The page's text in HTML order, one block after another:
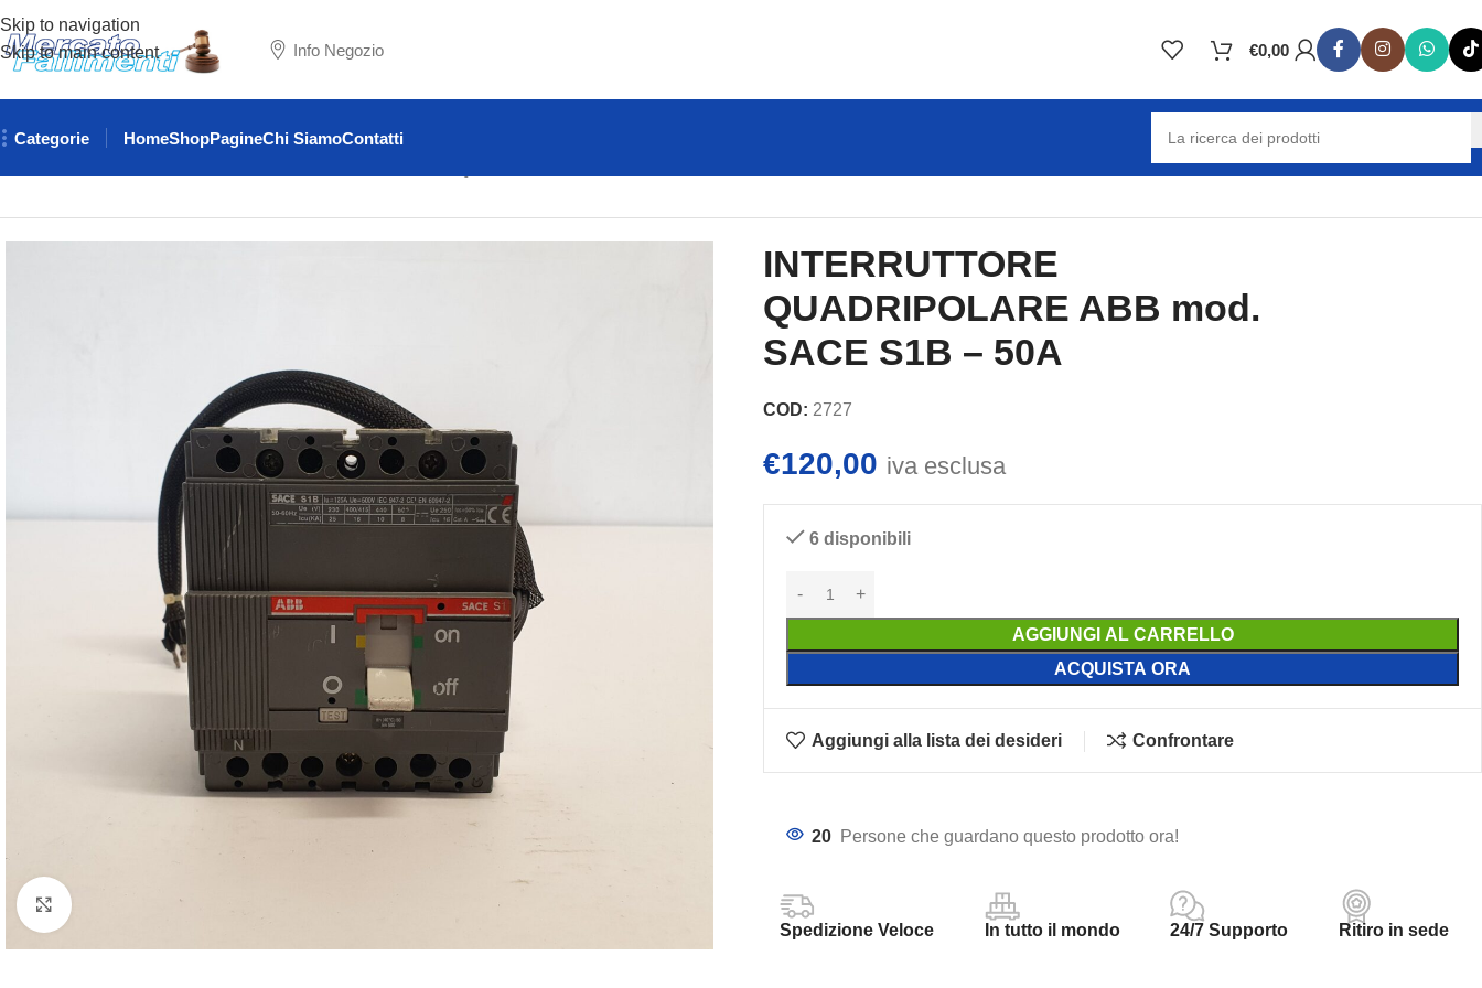
Skip to navigation
Skip to main content
Info Negozio €0,00
Categorie HomeShopPagineChi SiamoContatti
Clicca per ingrandire
INTERRUTTORE
QUADRIPOLARE ABB mod.
SACE S1B – 50A
COD: 2727
€120,00 iva esclusa
6 disponibili
AGGIUNGI AL CARRELLO
ACQUISTA ORA
Aggiungi alla lista dei desideri Confrontare
20 Persone che guardano questo prodotto ora!
Spedizione Veloce In tutto il mondo 24/7 Supporto Ritiro in sede